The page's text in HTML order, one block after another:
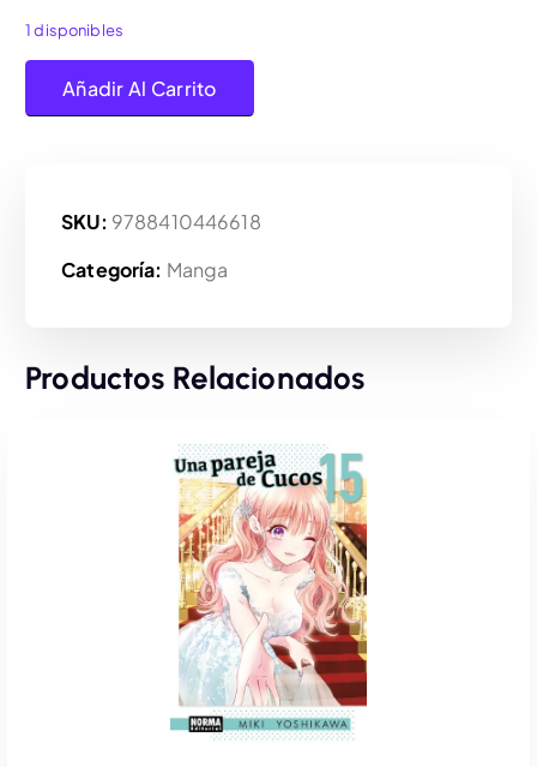
1 disponibles
Arechi, Me Enamoré de la Villana Nº7 cantidad
Añadir Al Carrito
SKU: 9788410446618
Categoría: Manga
Productos Relacionados